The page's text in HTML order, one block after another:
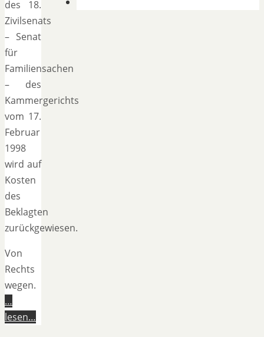
des 18.
Zivilsenats
– Senat
für
Familiensachen
– des
Kammergerichts
vom 17.
Februar
1998
wird auf
Kosten
des
Beklagten
zurückgewiesen.
Von
Rechts
wegen.
…
lesen…